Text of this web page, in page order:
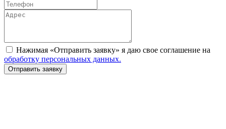
Нажимая «Отправить заявку» я даю свое соглашение на
обработку персональных данных.